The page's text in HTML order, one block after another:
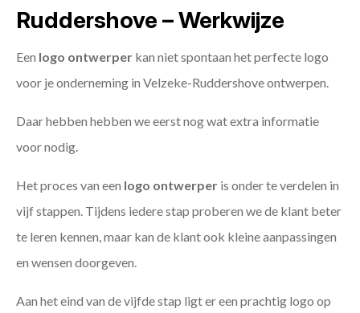
Ruddershove – Werkwijze
Een logo ontwerper kan niet spontaan het perfecte logo
voor je onderneming in Velzeke-Ruddershove ontwerpen.
Daar hebben hebben we eerst nog wat extra informatie
voor nodig.
Het proces van een logo ontwerper is onder te verdelen in
vijf stappen. Tijdens iedere stap proberen we de klant beter
te leren kennen, maar kan de klant ook kleine aanpassingen
en wensen doorgeven.
Aan het eind van de vijfde stap ligt er een prachtig logo op